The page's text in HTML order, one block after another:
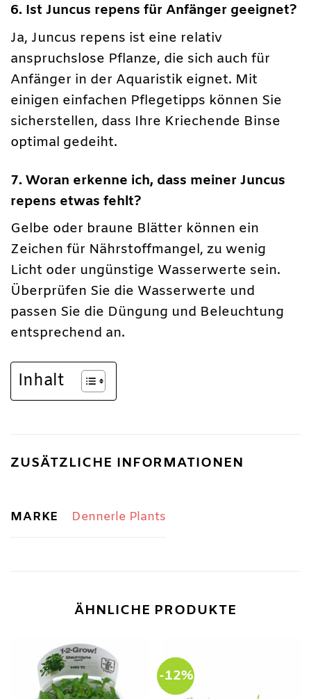
6. Ist Juncus repens für Anfänger geeignet?
Ja, Juncus repens ist eine relativ
anspruchslose Pflanze, die sich auch für
Anfänger in der Aquaristik eignet. Mit
einigen einfachen Pflegetipps können Sie
sicherstellen, dass Ihre Kriechende Binse
optimal gedeiht.
7. Woran erkenne ich, dass meiner Juncus
repens etwas fehlt?
Gelbe oder braune Blätter können ein
Zeichen für Nährstoffmangel, zu wenig
Licht oder ungünstige Wasserwerte sein.
Überprüfen Sie die Wasserwerte und
passen Sie die Düngung und Beleuchtung
entsprechend an.
Inhalt
ZUSÄTZLICHE INFORMATIONEN
MARKE Dennerle Plants
ÄHNLICHE PRODUKTE
-12%